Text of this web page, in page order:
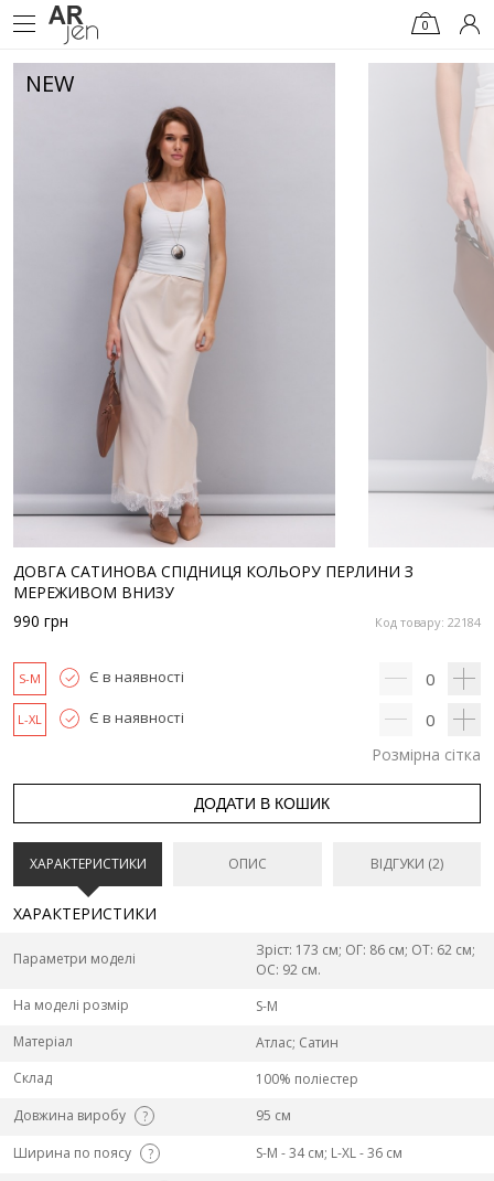
0
NEW
ДОВГА САТИНОВА СПІДНИЦЯ КОЛЬОРУ ПЕРЛИНИ З
МЕРЕЖИВОМ ВНИЗУ
Код товару: 22184
990 грн
S-M Є в наявності 0
L-XL Є в наявності 0
Розмірна сітка
ДОДАТИ В КОШИК
ХАРАКТЕРИСТИКИ ОПИС ВІДГУКИ (2)
ХАРАКТЕРИСТИКИ
Параметри моделі
Зріст: 173 см; ОГ: 86 см; ОТ: 62 см;
ОС: 92 см.
На моделі розмір
S-M
Матеріал
Атлас; Сатин
Склад
100% поліестер
Довжина виробу
?
95 см
Ширина по поясу
?
S-M - 34 см; L-ХL - 36 см